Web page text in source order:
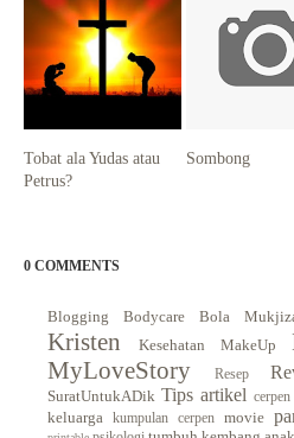
Tobat ala Yudas atau
Petrus?
Sombong
0 COMMENTS
Blogging Bodycare Bola
Kristen
Kesehatan MakeUp
MyLoveStory
Resep
SuratUntukADik Tips artikel cerpen
keluarga kumpulan cerpen movie